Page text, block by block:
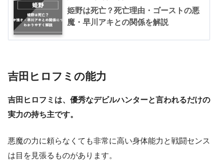
姫野は死亡？死亡理由・ゴーストの悪
魔・早川アキとの関係を解説
吉田ヒロフミの能力
吉田ヒロフミは、優秀なデビルハンターと言われるだけの
実力の持ち主です。
悪魔の力に頼らなくても非常に高い身体能力と戦闘センス
は目を見張るものがあります。